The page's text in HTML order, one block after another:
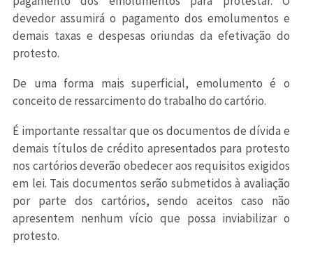
devedor assumirá o pagamento dos emolumentos e
demais taxas e despesas oriundas da efetivação do
protesto.
De uma forma mais superficial, emolumento é o
conceito de ressarcimento do trabalho do cartório.
É importante ressaltar que os documentos de dívida e
demais títulos de crédito apresentados para protesto
nos cartórios deverão obedecer aos requisitos exigidos
em lei. Tais documentos serão submetidos à avaliação
por parte dos cartórios, sendo aceitos caso não
apresentem nenhum vício que possa inviabilizar o
protesto.